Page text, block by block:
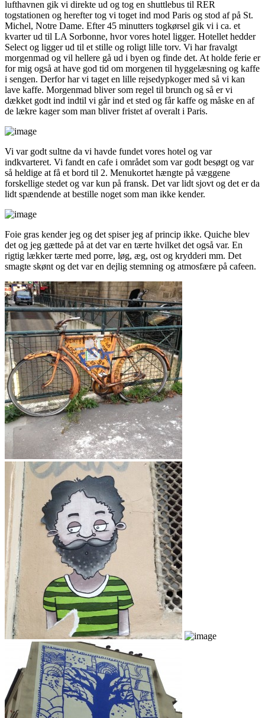
lufthavnen gik vi direkte ud og tog en shuttlebus til RER
togstationen og herefter tog vi toget ind mod Paris og stod af på St.
Michel, Notre Dame. Efter 45 minutters togkørsel gik vi i ca. et
kvarter ud til LA Sorbonne, hvor vores hotel ligger. Hotellet hedder
Select og ligger ud til et stille og roligt lille torv. Vi har fravalgt
morgenmad og vil hellere gå ud i byen og finde det. At holde ferie er
for mig også at have god tid om morgenen til hyggelæsning og kaffe
i sengen. Derfor har vi taget en lille rejsedypkoger med så vi kan
lave kaffe. Morgenmad bliver som regel til brunch og så er vi
dækket godt ind indtil vi går ind et sted og får kaffe og måske en af
de lækre kager som man bliver fristet af overalt i Paris.
Vi var godt sultne da vi havde fundet vores hotel og var
indkvarteret. Vi fandt en cafe i området som var godt besøgt og var
så heldige at få et bord til 2. Menukortet hængte på væggene
forskellige stedet og var kun på fransk. Det var lidt sjovt og det er da
lidt spændende at bestille noget som man ikke kender.
Foie gras kender jeg og det spiser jeg af princip ikke. Quiche blev
det og jeg gættede på at det var en tærte hvilket det også var. En
rigtig lækker tærte med porre, løg, æg, ost og krydderi mm. Det
smagte skønt og det var en dejlig stemning og atmosfære på cafeen.